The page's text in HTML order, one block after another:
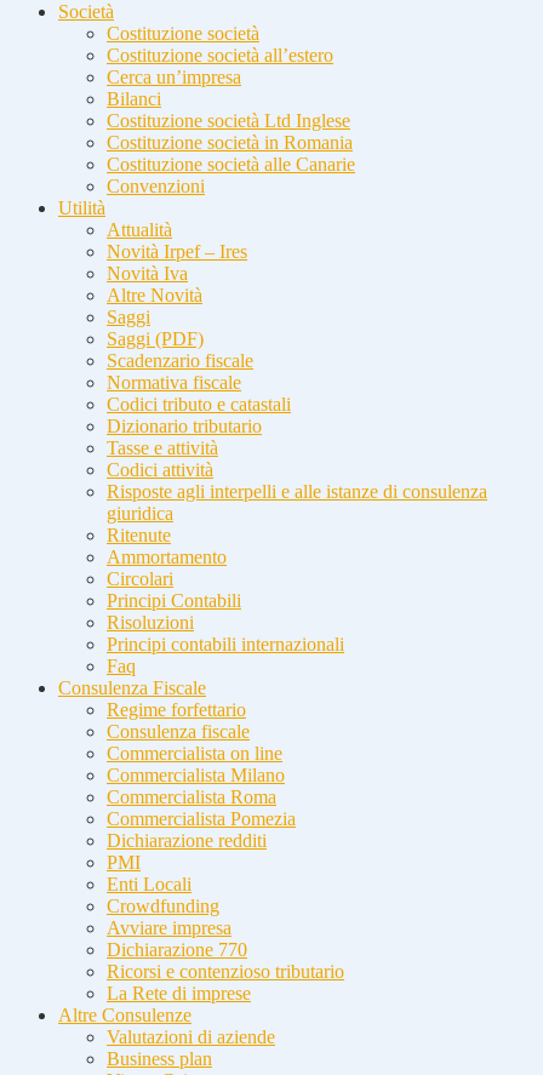
Società
Costituzione società
Costituzione società all’estero
Cerca un’impresa
Bilanci
Costituzione società Ltd Inglese
Costituzione società in Romania
Costituzione società alle Canarie
Convenzioni
Utilità
Attualità
Novità Irpef – Ires
Novità Iva
Altre Novità
Saggi
Saggi (PDF)
Scadenzario fiscale
Normativa fiscale
Codici tributo e catastali
Dizionario tributario
Tasse e attività
Codici attività
Risposte agli interpelli e alle istanze di consulenza
giuridica
Ritenute
Ammortamento
Circolari
Principi Contabili
Risoluzioni
Principi contabili internazionali
Faq
Consulenza Fiscale
Regime forfettario
Consulenza fiscale
Commercialista on line
Commercialista Milano
Commercialista Roma
Commercialista Pomezia
Dichiarazione redditi
PMI
Enti Locali
Crowdfunding
Avviare impresa
Dichiarazione 770
Ricorsi e contenzioso tributario
La Rete di imprese
Altre Consulenze
Valutazioni di aziende
Business plan